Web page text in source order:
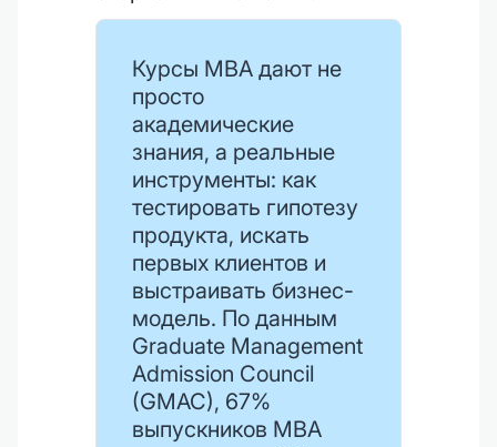
Курсы MBA дают не
просто
академические
знания, а реальные
инструменты: как
тестировать гипотезу
продукта, искать
первых клиентов и
выстраивать бизнес-
модель. По данным
Graduate Management
Admission Council
(GMAC), 67%
выпускников MBA